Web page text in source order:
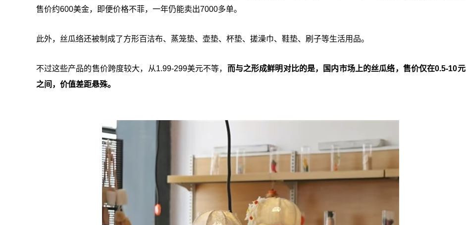
售价约600美金，即便价格不菲，一年仍能卖出7000多单。
此外，丝瓜络还被制成了方形百洁布、蒸笼垫、壶垫、杯垫、搓澡巾、鞋垫、刷子等生活用品。
不过这些产品的售价跨度较大，从1.99-299美元不等， 而与之形成鲜明对比的是，国内市场上的丝瓜络，售价仅在0.5-10元
之间，价值差距悬殊。